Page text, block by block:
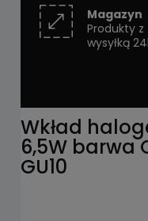
Magazyn
Produkty z
wysyłką
Wkład
6,5W barwa
GU10